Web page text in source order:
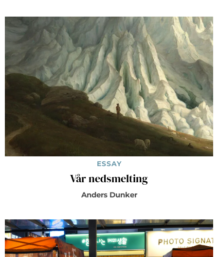
ESSAY
Vår nedsmelting
Anders Dunker